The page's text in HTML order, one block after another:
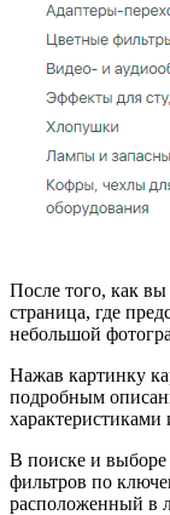
После того, как вы
страница, где
небольшой
Нажав картинку
подробным
В поиске и выборе
фильтров по
расположенный в